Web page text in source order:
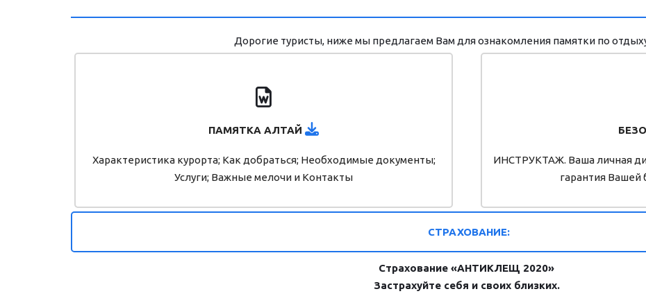
Дорогие туристы, ниже мы предлагаем Вам для ознакомления памятки по
ПАМЯТКА АЛТАЙ
Характеристика курорта; Как добраться; Необходимые документы;
Услуги; Важные мелочи и Контакты
ИНСТРУКТАЖ. Ваша личная
гарантия Вашей
СТРАХОВАНИЕ:
Страхование «АНТИКЛЕЩ 2020»
Застрахуйте себя и своих близких.